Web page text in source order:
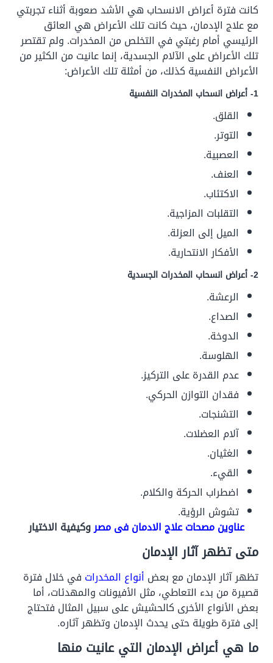
كانت فترة أعراض الانسحاب هي الأشد صعوبة أثناء تجربتي
مع علاج الإدمان، حيث كانت تلك الأعراض هي العائق
الرئيسي أمام رغبتي في التخلص من المخدرات. ولم تقتصر
تلك الأعراض على الآلام الجسدية، إنما عانيت من الكثير من
الأعراض النفسية كذلك، من أمثلة تلك الأعراض:
1- أعراض انسحاب المخدرات النفسية
القلق.
التوتر.
العصبية.
العنف.
الاكتئاب.
التقلبات المزاجية.
الميل إلى العزلة.
الأفكار الانتحارية.
2- أعراض انسحاب المخدرات الجسدية
الرعشة.
الصداع.
الدوخة.
الهلوسة.
عدم القدرة على التركيز.
فقدان التوازن الحركي.
التشنجات.
آلام العضلات.
الغثيان.
القيء.
اضطراب الحركة والكلام.
تشوش الرؤية.
عناوين مصحات علاج الادمان فى مصروكيفية الاختيار
متى تظهر آثار الإدمان
تظهر آثار الإدمان مع بعض أنواع المخدرات في خلال فترة
قصيرة من بدء التعاطي، مثل الأفيونات والمهدئات، أما
بعض الأنواع الأخرى كالحشيش على سبيل المثال فتحتاج
إلى فترة طويلة حتى يحدث الإدمان وتظهر آثاره.
ما هي أعراض الإدمان التي عانيت منها